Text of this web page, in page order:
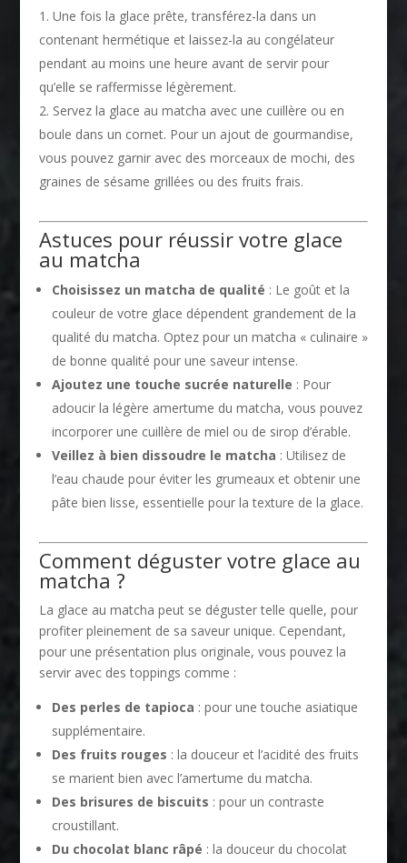
Une fois la glace prête, transférez-la dans un
contenant hermétique et laissez-la au congélateur
pendant au moins une heure avant de servir pour
qu’elle se raffermisse légèrement.
Servez la glace au matcha avec une cuillère ou en
boule dans un cornet. Pour un ajout de gourmandise,
vous pouvez garnir avec des morceaux de mochi, des
graines de sésame grillées ou des fruits frais.
Astuces pour réussir votre glace
au matcha
Choisissez un matcha de qualité : Le goût et la
couleur de votre glace dépendent grandement de la
qualité du matcha. Optez pour un matcha « culinaire »
de bonne qualité pour une saveur intense.
Ajoutez une touche sucrée naturelle : Pour
adoucir la légère amertume du matcha, vous pouvez
incorporer une cuillère de miel ou de sirop d’érable.
Veillez à bien dissoudre le matcha : Utilisez de
l’eau chaude pour éviter les grumeaux et obtenir une
pâte bien lisse, essentielle pour la texture de la glace.
Comment déguster votre glace au
matcha ?
La glace au matcha peut se déguster telle quelle, pour
profiter pleinement de sa saveur unique. Cependant,
pour une présentation plus originale, vous pouvez la
servir avec des toppings comme :
Des perles de tapioca : pour une touche asiatique
supplémentaire.
Des fruits rouges : la douceur et l’acidité des fruits
se marient bien avec l’amertume du matcha.
Des brisures de biscuits : pour un contraste
croustillant.
Du chocolat blanc râpé : la douceur du chocolat